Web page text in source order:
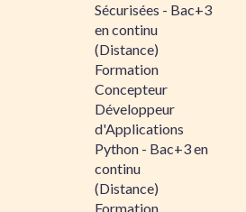
Sécurisées - Bac+3
en continu
(Distance)
Formation
Concepteur
Développeur
d'Applications
Python - Bac+3 en
continu
(Distance)
Formation